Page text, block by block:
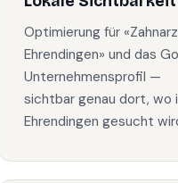
Optimierung für
Ehrendingen» und das
Unternehmensprofil —
sichtbar genau dort, wo
Ehrendingen gesucht